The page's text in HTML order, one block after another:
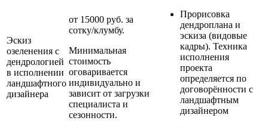
Эскиз
озеленения с
дендрологией
в исполнении
ландшафтного
дизайнера
от 15000 руб. за
сотку/клумбу.
Минимальная
стоимость
оговаривается
индивидуально и
зависит от загрузки
специалиста и
сезонности.
Прорисовка
дендроплана и
эскиза (видовые
кадры). Техника
исполнения
проекта
определяется по
договорённости с
ландшафтным
дизайнером